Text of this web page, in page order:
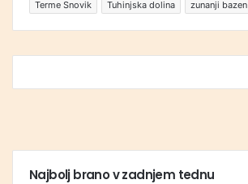
Terme Snovik
Tuhinjska dolina zunanji bazen
Najbolj brano v zadnjem tednu